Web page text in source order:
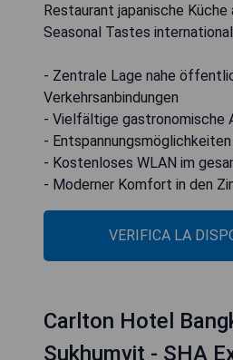
Restaurant japanische
Seasonal Tastes
- Zentrale Lage nahe
Verkehrsanbindungen
- Vielfältige gastronomische
-
- Kostenloses WLAN im
- Moderner Komfort in den
VERIFICA LA
Carlton Hotel
Sukhumvit - SHA